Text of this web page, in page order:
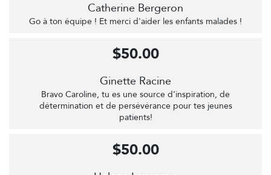
Catherine Bergeron
Go à ton équipe ! Et merci d'aider les enfants malades !
Ginette Racine
Bravo Caroline, tu es une source d’inspiration, de
détermination et de persévérance pour tes jeunes
patients!
$50.00
$50.00